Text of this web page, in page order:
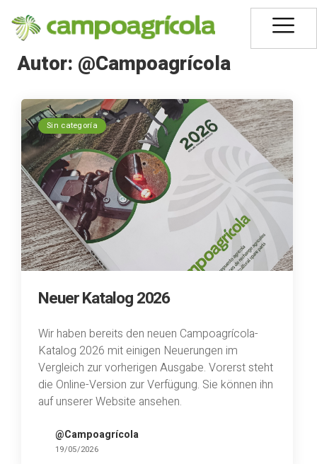
Autor: @Campoagrícola
Sin categoría
Neuer Katalog 2026
Wir haben bereits den neuen Campoagrícola-
Katalog 2026 mit einigen Neuerungen im
Vergleich zur vorherigen Ausgabe. Vorerst steht
die Online-Version zur Verfügung. Sie können ihn
auf unserer Website ansehen.
@Campoagrícola
19/05/2026